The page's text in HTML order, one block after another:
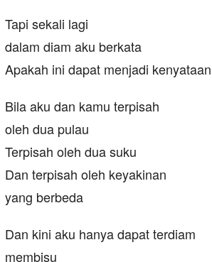
Tapi sekali lagi
dalam diam aku berkata
Apakah ini dapat menjadi kenyataan
Bila aku dan kamu terpisah
oleh dua pulau
Terpisah oleh dua suku
Dan terpisah oleh keyakinan
yang berbeda
Dan kini aku hanya dapat terdiam
membisu